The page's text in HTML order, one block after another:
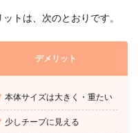
トは、次のとおりです。
デメリット
本体サイズは大きく・重たい
少しチープに見える